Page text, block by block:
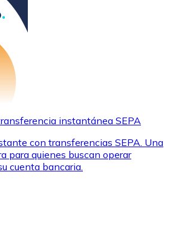
instantánea SEPA
con transferencias SEPA. Una
para quienes buscan operar
cuenta bancaria.